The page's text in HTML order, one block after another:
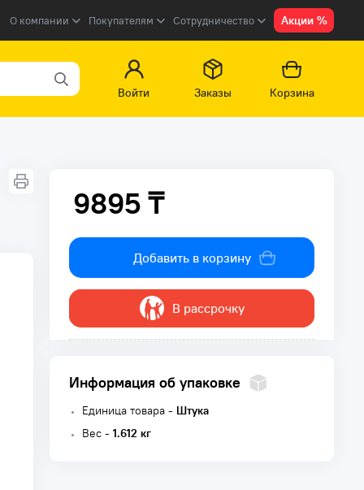
О компании Покупателям Сотрудничество Акции %
Войти
Заказы Корзина
9895 ₸
9895 ₸
Добавить в корзину
В рассрочку
Информация об упаковке
Единица товара - Штука
Вес - 1.612 кг